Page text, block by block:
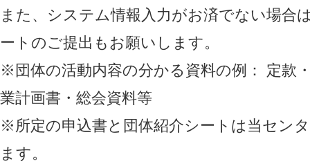
また、システム情報入力がお済でない場合
ートのご提出もお願いします。
※団体の活動内容の分かる資料の例： 定款
業計画書・総会資料等
※所定の申込書と団体紹介シートは当セン
ます。